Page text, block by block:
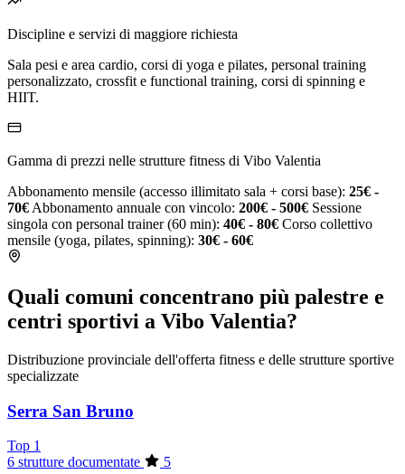
Discipline e servizi di maggiore richiesta
Sala pesi e area cardio, corsi di yoga e pilates, personal training
personalizzato, crossfit e functional training, corsi di spinning e
HIIT.
Gamma di prezzi nelle strutture fitness di Vibo Valentia
Abbonamento mensile (accesso illimitato sala + corsi base): 25€ -
70€ Abbonamento annuale con vincolo: 200€ - 500€ Sessione
singola con personal trainer (60 min): 40€ - 80€ Corso collettivo
mensile (yoga, pilates, spinning): 30€ - 60€
Quali comuni concentrano più palestre e
centri sportivi a Vibo Valentia?
Distribuzione provinciale dell'offerta fitness e delle strutture sportive
specializzate
Serra San Bruno
Top 1
6 strutture documentate
5